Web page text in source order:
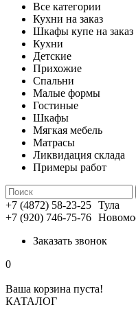
Все категории
Кухни на заказ
Шкафы купе на заказ
Кухни
Детские
Прихожие
Спальни
Малые формы
Гостиные
Шкафы
Мягкая мебель
Матрасы
Ликвидация склада
Примеры работ
+7 (4872) 58-23-25 Тула
+7 (920) 746-75-76
Заказать звонок
0
Ваша корзина пуста!
КАТАЛОГ